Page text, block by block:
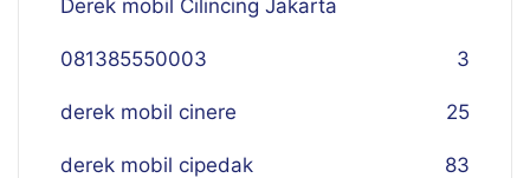
Derek mobil Cilincing Jakarta
081385550003 3
derek mobil cinere 25
derek mobil cipedak 83